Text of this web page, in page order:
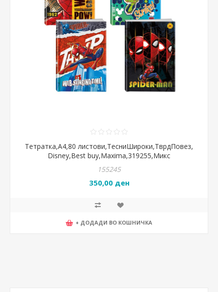
Тетратка,A4,80 листови,ТесниШироки,ТврдПовез,
Disney,Best buy,Maxima,319255,Микс
155245
350,00 ден
+ ДОДАДИ ВО КОШНИЧКА